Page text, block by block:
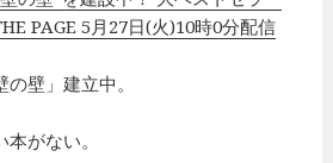
PAGE 5月27日(火)10時0分配信
壁」建立中。
がない。